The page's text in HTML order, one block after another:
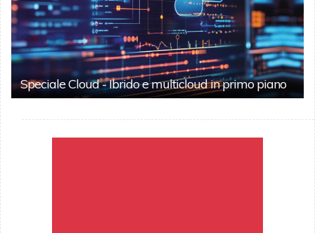
Speciale Cloud - Ibrido e multicloud in primo piano